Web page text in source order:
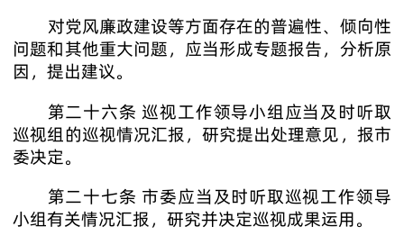
对党风廉政建设等方面存在的普遍性、倾向性
问题和其他重大问题，应当形成专题报告，分析原
因，提出建议。
第二十六条 巡视工作领导小组应当及时听取
巡视组的巡视情况汇报，研究提出处理意见，报市
委决定。
第二十七条 市委应当及时听取巡视工作领导
小组有关情况汇报，研究并决定巡视成果运用。